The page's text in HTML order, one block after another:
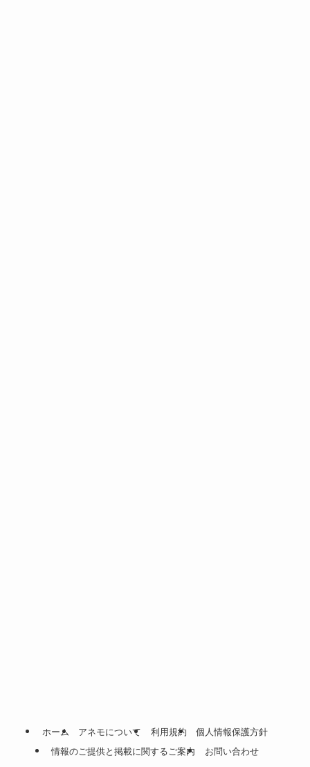
ホーム アネモについて 利用規約
個人情報保護方針
情報のご提供と掲載に関するご案内
お問い合わせ